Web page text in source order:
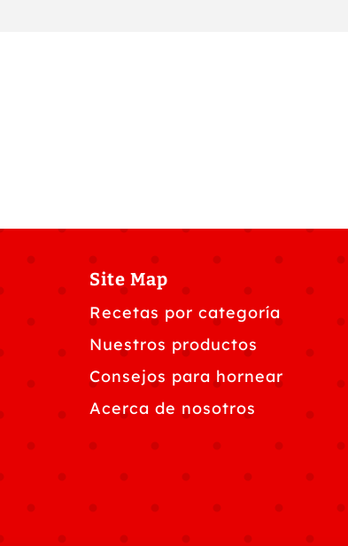
Site Map
Recetas por categoría
Nuestros productos
Consejos para hornear
Acerca de nosotros